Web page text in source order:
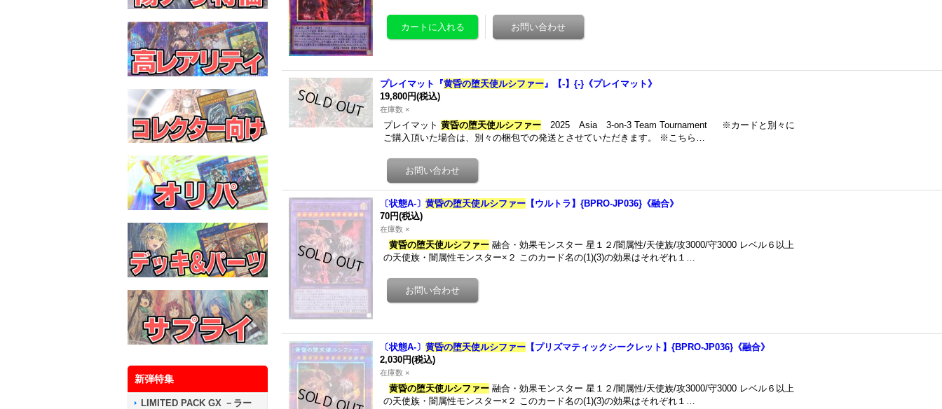
新弾特集
LIMITED PACK GX －ラー
プレイマット『黄昏の堕天使ルシファー』【-】{-}《プレイマット》
19,800円(税込)
在庫数 ×
プレイマット 黄昏の堕天使ルシファー 2025 Asia 3-on-3 Team Tournament ※カードと別々に
ご購入頂いた場合は、別々の梱包での発送とさせていただきます。 ※こちら…
〔状態A-〕 黄昏の堕天使ルシファー 【ウルトラ】{BPRO-JP036}《融合》
70円(税込)
在庫数 ×
黄昏の堕天使ルシファー 融合・効果モンスター 星１２/闇属性/天使族/攻3000/守3000 レベル６以上
の天使族・闇属性モンスター×２ このカード名の(1)(3)の効果はそれぞれ１…
〔状態A-〕 黄昏の堕天使ルシファー 【プリズマティックシークレット】{BPRO-JP036}《融合》
2,030円(税込)
在庫数 ×
黄昏の堕天使ルシファー 融合・効果モンスター 星１２/闇属性/天使族/攻3000/守3000 レベル６以上
の天使族・闇属性モンスター×２ このカード名の(1)(3)の効果はそれぞれ１…